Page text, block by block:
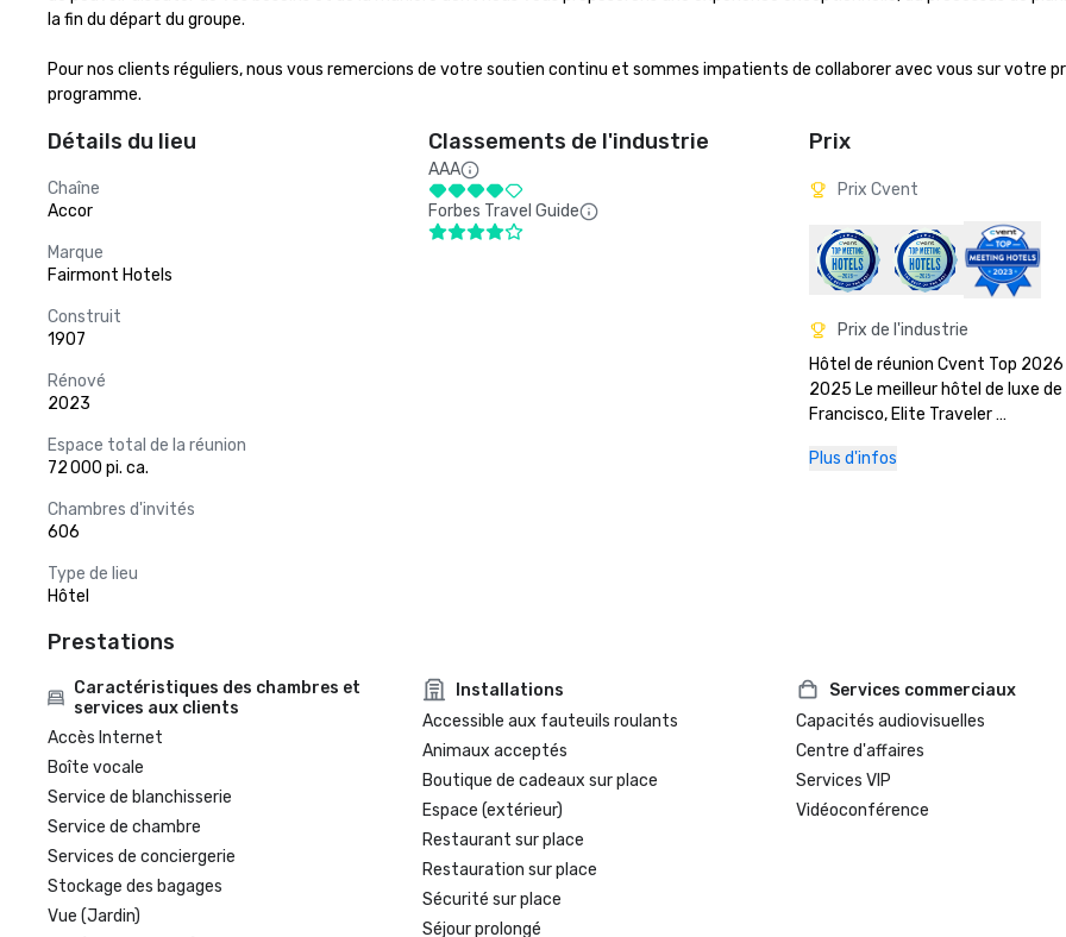
la fin du départ du groupe.
Pour nos clients réguliers, nous vous remercions de votre soutien continu et sommes impatients de collaborer avec vous sur votre
programme.
Détails du lieu
Chaîne
Accor
Marque
Fairmont Hotels
Construit
1907
Rénové
2023
Espace total de la réunion
72 000 pi. ca.
Chambres d'invités
606
Type de lieu
Hôtel
Classements de l'industrie
AAA
Forbes Travel Guide
Prix
Prix Cvent
Prix de l'industrie
Hôtel de réunion Cvent Top 2026
2025 Le meilleur hôtel de luxe de
Francisco, Elite Traveler
2023 7x7 : Les 50 cocktails les
Forbes 2022 : meilleur hôtel
Escapades locales 2022 : les
hôtels de luxe à San Francisco
de Historic Hotels of America
chambres)
Plus d'infos
Prestations
Caractéristiques des chambres et
services aux clients
Accès Internet
Boîte vocale
Service de blanchisserie
Service de chambre
Services de conciergerie
Stockage des bagages
Vue (Jardin)
Installations
Accessible aux fauteuils roulants
Animaux acceptés
Boutique de cadeaux sur place
Espace (extérieur)
Restaurant sur place
Restauration sur place
Sécurité sur place
Séjour prolongé
Services commerciaux
Capacités audiovisuelles
Centre d'affaires
Services VIP
Vidéoconférence